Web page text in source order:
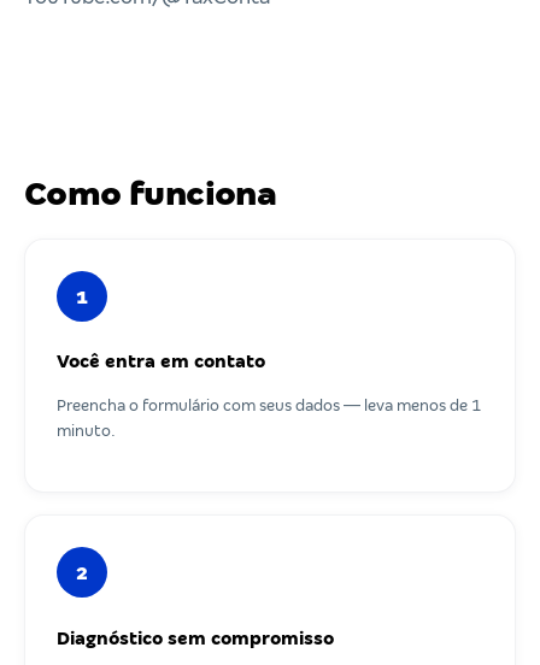
Como funciona
1
Você entra em contato
Preencha o formulário com seus dados — leva menos de 1
minuto.
2
Diagnóstico sem compromisso